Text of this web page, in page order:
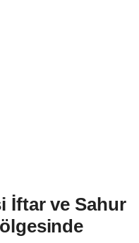
İftar ve Sahur